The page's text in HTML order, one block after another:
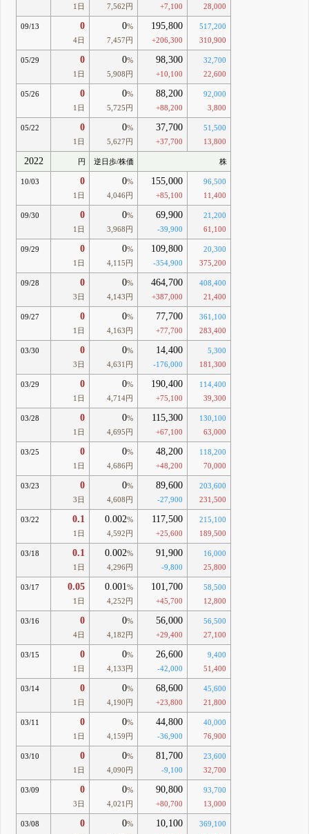
1日 7,562円 +7,100 28,000
09/13 0
4日
0%
7,457円
195,800
+206,300
517,200
310,900
05/29 0
1日
0%
5,908円
98,300
+10,100
32,700
22,600
05/26 0
1日
0%
5,725円
88,200
+88,200
92,000
3,800
05/22 0
1日
0%
5,627円
37,700
+37,700
51,500
13,800
2022 円 逆日歩/株価 株
10/03 0
1日
0%
4,046円
155,000
+85,100
96,500
11,400
09/30 0
1日
0%
3,968円
69,900
-39,900
21,200
61,100
09/29 0
1日
0%
4,115円
109,800
-354,900
20,300
375,200
09/28 0
3日
0%
4,143円
464,700
+387,000
408,400
21,400
09/27 0
1日
0%
4,163円
77,700
+77,700
361,100
283,400
03/30 0
3日
0%
4,631円
14,400
-176,000
5,300
181,300
03/29 0
1日
0%
4,714円
190,400
+75,100
114,400
39,300
03/28 0
1日
0%
4,695円
115,300
+67,100
130,100
63,000
03/25 0
1日
0%
4,686円
48,200
+48,200
118,200
70,000
03/23 0
3日
0%
4,608円
89,600
-27,900
203,600
231,500
03/22 0.1
1日
0.002%
4,592円
117,500
+25,600
215,100
189,500
03/18 0.1
1日
0.002%
4,296円
91,900
-9,800
16,000
25,800
03/17 0.05
1日
0.001 %
4,252円
101,700
+45,700
58,500
12,800
03/16 0
4日
0%
4,182円
56,000
+29,400
56,500
27,100
03/15 0
1日
0%
4,133円
26,600
-42,000
9,400
51,400
03/14 0
1日
0%
4,190円
68,600
+23,800
45,600
21,800
03/11 0
1日
0%
4,159円
44,800
-36,900
40,000
76,900
03/10 0
1日
0%
4,090円
81,700
-9,100
23,600
32,700
03/09 0
3日
0%
4,021円
90,800
+80,700
93,700
13,000
03/08 0 0%
10,100
369,100